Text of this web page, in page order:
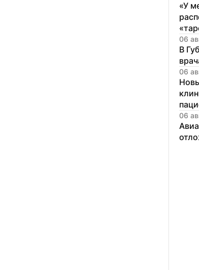
«У
06
В
06
06